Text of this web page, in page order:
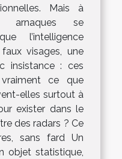
Mais à
arnaques se
l’intelligence
visages, une
insistance : ces
ce que
elles surtout à
exister dans le
des radars ? Ce
sans fard Un
objet statistique,